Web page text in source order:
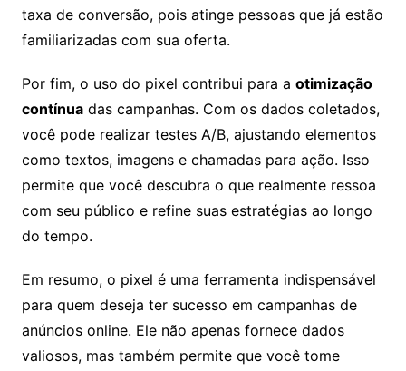
taxa de conversão, pois atinge pessoas que já estão
familiarizadas com sua oferta.
Por fim, o uso do pixel contribui para a otimização
contínuadas campanhas. Com os dados coletados,
você pode realizar testes A/B, ajustando elementos
como textos, imagens e chamadas para ação. Isso
permite que você descubra o que realmente ressoa
com seu público e refine suas estratégias ao longo
do tempo.
Em resumo, o pixel é uma ferramenta indispensável
para quem deseja ter sucesso em campanhas de
anúncios online. Ele não apenas fornece dados
valiosos, mas também permite que você tome